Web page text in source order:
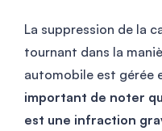
La suppression de la
tournant dans la
automobile est gérée
important de noter
est une infraction